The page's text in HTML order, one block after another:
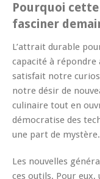
Pourquoi
fasciner
L’attrait durable
capacité à
satisfait notre
notre désir de
culinaire tout en
démocratise des
une part de mystère.
Les nouvelles
ces outils. Pour